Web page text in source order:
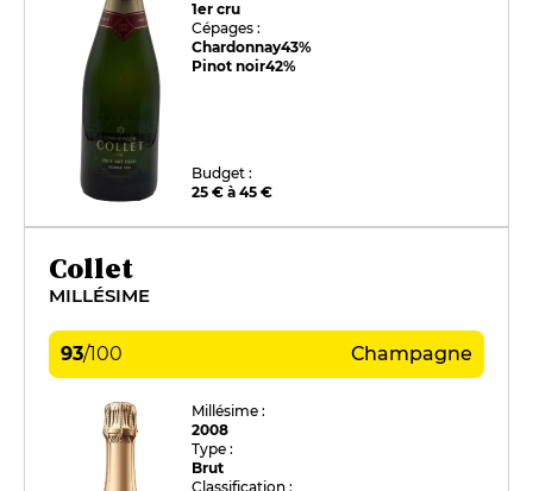
1er cru
Cépages :
Chardonnay43%
Pinot noir42%
Budget :
25 € à 45 €
Collet
MILLÉSIME
93/100 Champagne
Millésime :
2008
Type :
Brut
Classification :